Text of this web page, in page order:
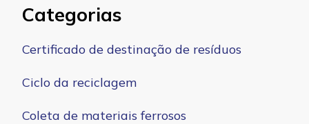
Categorias
Certificado de destinação de resíduos
Ciclo da reciclagem
Coleta de materiais ferrosos